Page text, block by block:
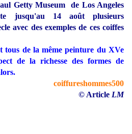
Getty Museum de Los Angeles
jusqu'au 14 août plusieurs
avec des exemples de ces coiffes
tous de la même peinture du XVe
de la richesse des formes de
© Article LM